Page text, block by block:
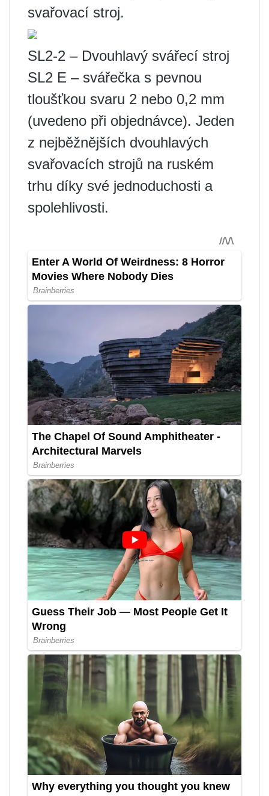
svařovací stroj.
SL2-2 – Dvouhlavý svářecí stroj
SL2 E – svářečka s pevnou
tloušťkou svaru 2 nebo 0,2 mm
(uvedeno při objednávce). Jeden
z nejběžnějších dvouhlavých
svařovacích strojů na ruském
trhu díky své jednoduchosti a
spolehlivosti.